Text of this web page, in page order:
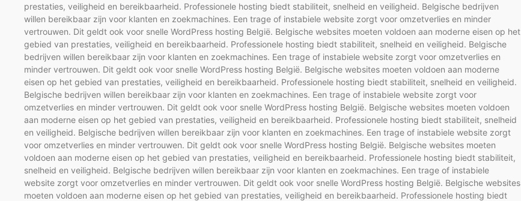
prestaties, veiligheid en bereikbaarheid. Professionele hosting biedt stabiliteit, snelheid en veiligheid. Belgische bedrijven
willen bereikbaar zijn voor klanten en zoekmachines. Een trage of instabiele website zorgt voor omzetverlies en minder
vertrouwen. Dit geldt ook voor snelle WordPress hosting België. Belgische websites moeten voldoen aan moderne eisen op het
gebied van prestaties, veiligheid en bereikbaarheid. Professionele hosting biedt stabiliteit, snelheid en veiligheid. Belgische
bedrijven willen bereikbaar zijn voor klanten en zoekmachines. Een trage of instabiele website zorgt voor omzetverlies en
minder vertrouwen. Dit geldt ook voor snelle WordPress hosting België. Belgische websites moeten voldoen aan moderne
eisen op het gebied van prestaties, veiligheid en bereikbaarheid. Professionele hosting biedt stabiliteit, snelheid en veiligheid.
Belgische bedrijven willen bereikbaar zijn voor klanten en zoekmachines. Een trage of instabiele website zorgt voor
omzetverlies en minder vertrouwen. Dit geldt ook voor snelle WordPress hosting België. Belgische websites moeten voldoen
aan moderne eisen op het gebied van prestaties, veiligheid en bereikbaarheid. Professionele hosting biedt stabiliteit, snelheid
en veiligheid. Belgische bedrijven willen bereikbaar zijn voor klanten en zoekmachines. Een trage of instabiele website zorgt
voor omzetverlies en minder vertrouwen. Dit geldt ook voor snelle WordPress hosting België. Belgische websites moeten
voldoen aan moderne eisen op het gebied van prestaties, veiligheid en bereikbaarheid. Professionele hosting biedt stabiliteit,
snelheid en veiligheid. Belgische bedrijven willen bereikbaar zijn voor klanten en zoekmachines. Een trage of instabiele
website zorgt voor omzetverlies en minder vertrouwen. Dit geldt ook voor snelle WordPress hosting België. Belgische websites
moeten voldoen aan moderne eisen op het gebied van prestaties, veiligheid en bereikbaarheid. Professionele hosting biedt